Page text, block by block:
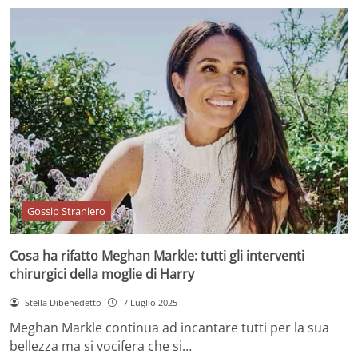
Gossip Straniero
Cosa ha rifatto Meghan Markle: tutti gli interventi
chirurgici della moglie di Harry
Stella Dibenedetto 7 Luglio 2025
Meghan Markle continua ad incantare tutti per la sua
bellezza ma si vocifera che si…